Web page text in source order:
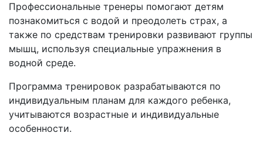
Профессиональные тренеры помогают детям
познакомиться с водой и преодолеть страх, а
также по средствам тренировки развивают группы
мышц, используя специальные упражнения в
водной среде.
Программа тренировок разрабатываются по
индивидуальным планам для каждого ребенка,
учитываются возрастные и индивидуальные
особенности.